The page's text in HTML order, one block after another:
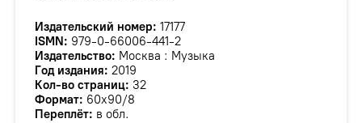
Издательский номер: 17177
ISMN: 979-0-66006-441-2
Издательство: Москва : Музыка
Год издания: 2019
Кол-во страниц: 32
Формат: 60х90/8
Переплёт: в обл.